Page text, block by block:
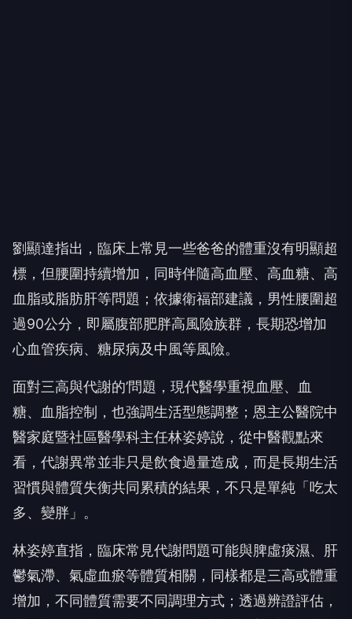
劉顯達指出，臨床上常見一些爸爸的體重沒有明顯超
標，但腰圍持續增加，同時伴隨高血壓、高血糖、高
血脂或脂肪肝等問題；依據衛福部建議，男性腰圍超
過90公分，即屬腹部肥胖高風險族群，長期恐增加
心血管疾病、糖尿病及中風等風險。
面對三高與代謝的’問題，現代醫學重視血壓、血
糖、血脂控制，也強調生活型態調整；恩主公醫院中
醫家庭暨社區醫學科主任林姿婷說，從中醫觀點來
看，代謝異常並非只是飲食過量造成，而是長期生活
習慣與體質失衡共同累積的結果，不只是單純「吃太
多、變胖」。
林姿婷直指，臨床常見代謝問題可能與脾虛痰濕、肝
鬱氣滯、氣虛血瘀等體質相關，同樣都是三高或體重
增加，不同體質需要不同調理方式；透過辨證評估，